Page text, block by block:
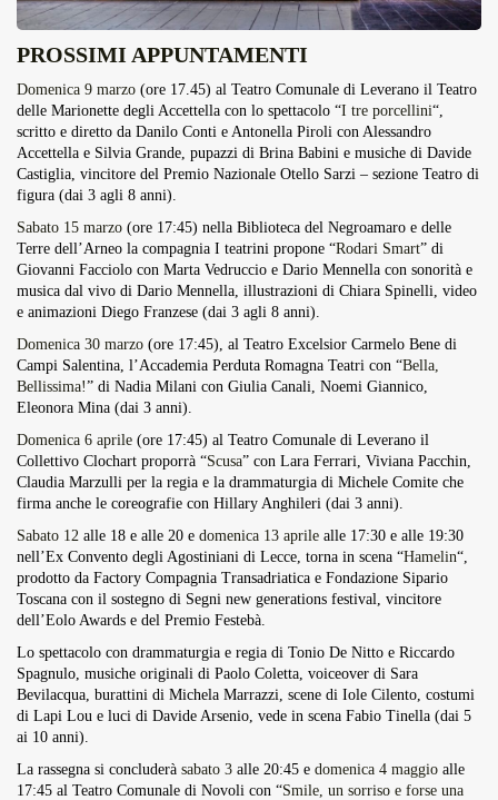
PROSSIMI APPUNTAMENTI
Domenica 9 marzo (ore 17.45) al Teatro Comunale di Leverano il Teatro
delle Marionette degli Accettella con lo spettacolo “I tre porcellini“,
scritto e diretto da Danilo Conti e Antonella Piroli con Alessandro
Accettella e Silvia Grande, pupazzi di Brina Babini e musiche di Davide
Castiglia, vincitore del Premio Nazionale Otello Sarzi – sezione Teatro di
figura (dai 3 agli 8 anni).
Sabato 15 marzo (ore 17:45) nella Biblioteca del Negroamaro e delle
Terre dell’Arneo la compagnia I teatrini propone “Rodari Smart” di
Giovanni Facciolo con Marta Vedruccio e Dario Mennella con sonorità e
musica dal vivo di Dario Mennella, illustrazioni di Chiara Spinelli, video
e animazioni Diego Franzese (dai 3 agli 8 anni).
Domenica 30 marzo (ore 17:45), al Teatro Excelsior Carmelo Bene di
Campi Salentina, l’Accademia Perduta Romagna Teatri con “Bella,
Bellissima!” di Nadia Milani con Giulia Canali, Noemi Giannico,
Eleonora Mina (dai 3 anni).
Domenica 6 aprile (ore 17:45) al Teatro Comunale di Leverano il
Collettivo Clochart proporrà “Scusa” con Lara Ferrari, Viviana Pacchin,
Claudia Marzulli per la regia e la drammaturgia di Michele Comite che
firma anche le coreografie con Hillary Anghileri (dai 3 anni).
Sabato 12 alle 18 e alle 20 e domenica 13 aprile alle 17:30 e alle 19:30
nell’Ex Convento degli Agostiniani di Lecce, torna in scena “Hamelin“,
prodotto da Factory Compagnia Transadriatica e Fondazione Sipario
Toscana con il sostegno di Segni new generations festival, vincitore
dell’Eolo Awards e del Premio Festebà.
Lo spettacolo con drammaturgia e regia di Tonio De Nitto e Riccardo
Spagnulo, musiche originali di Paolo Coletta, voiceover di Sara
Bevilacqua, burattini di Michela Marrazzi, scene di Iole Cilento, costumi
di Lapi Lou e luci di Davide Arsenio, vede in scena Fabio Tinella (dai 5
ai 10 anni).
La rassegna si concluderà sabato 3 alle 20:45 e domenica 4 maggio alle
17:45 al Teatro Comunale di Novoli con “Smile, un sorriso e forse una